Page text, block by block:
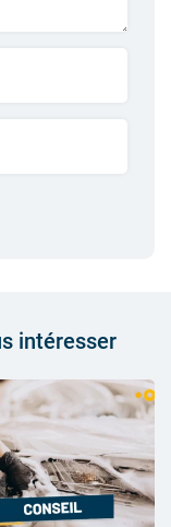
intéresser